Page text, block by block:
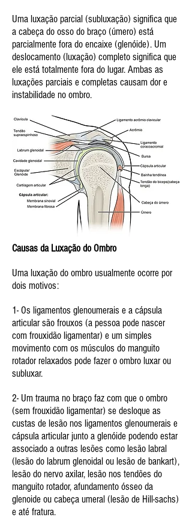
Uma luxação parcial (subluxação) significa que
a cabeça do osso do braço (úmero) está
parcialmente fora do encaixe (glenóide). Um
deslocamento (luxação) completo significa que
ele está totalmente fora do lugar. Ambas as
luxações parciais e completas causam dor e
instabilidade no ombro.
Causas da Luxação do Ombro
Uma luxação do ombro usualmente ocorre por
dois motivos:
1- Os ligamentos glenoumerais e a cápsula
articular são frouxos (a pessoa pode nascer
com frouxidão ligamentar) e um simples
movimento com os músculos do manguito
rotador relaxados pode fazer o ombro luxar ou
subluxar.
2- Um trauma no braço faz com que o ombro
(sem frouxidão ligamentar) se desloque as
custas de lesão nos ligamentos glenoumerais e
cápsula articular junto a glenóide podendo estar
associado a outras lesões como lesão labral
(lesão do labrum glenoidal ou lesão de bankart),
lesão do nervo axilar, lesão nos tendões do
manguito rotador, afundamento ósseo da
glenoide ou cabeça umeral (lesão de Hill-sachs)
e até fratura.